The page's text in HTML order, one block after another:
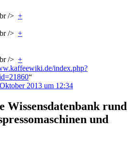
/> +
/> +
/> +
index.php?
“
2013 um 12:34
Wissensdatenbank rund
und